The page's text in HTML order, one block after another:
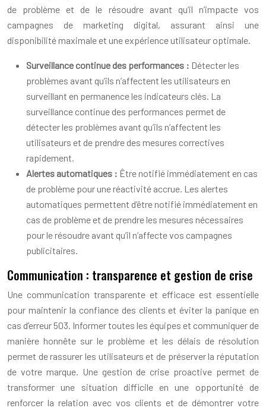
de problème et de le résoudre avant qu’il n’impacte vos
campagnes de marketing digital, assurant ainsi une
disponibilité maximale et une expérience utilisateur optimale.
Surveillance continue des performances : Détecter les
problèmes avant qu’ils n’affectent les utilisateurs en
surveillant en permanence les indicateurs clés. La
surveillance continue des performances permet de
détecter les problèmes avant qu’ils n’affectent les
utilisateurs et de prendre des mesures correctives
rapidement.
Alertes automatiques : Être notifié immédiatement en cas
de problème pour une réactivité accrue. Les alertes
automatiques permettent d’être notifié immédiatement en
cas de problème et de prendre les mesures nécessaires
pour le résoudre avant qu’il n’affecte vos campagnes
publicitaires.
Communication : transparence et gestion de crise
Une communication transparente et efficace est essentielle
pour maintenir la confiance des clients et éviter la panique en
cas d’erreur 503. Informer toutes les équipes et communiquer de
manière honnête sur le problème et les délais de résolution
permet de rassurer les utilisateurs et de préserver la réputation
de votre marque. Une gestion de crise proactive permet de
transformer une situation difficile en une opportunité de
renforcer la relation avec vos clients et de démontrer votre